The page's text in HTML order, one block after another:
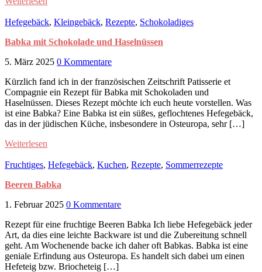
Hefegebäck, Kleingebäck, Rezepte, Schokoladiges
Babka mit Schokolade und Haselnüssen
5. März 2025 0 Kommentare
Kürzlich fand ich in der französischen Zeitschrift Patisserie et
Compagnie ein Rezept für Babka mit Schokoladen und
Haselnüssen. Dieses Rezept möchte ich euch heute vorstellen. Was
ist eine Babka? Eine Babka ist ein süßes, geflochtenes Hefegebäck,
das in der jüdischen Küche, insbesondere in Osteuropa, sehr […]
Weiterlesen
Fruchtiges, Hefegebäck, Kuchen, Rezepte, Sommerrezepte
Beeren Babka
1. Februar 2025 0 Kommentare
Rezept für eine fruchtige Beeren Babka Ich liebe Hefegebäck jeder
Art, da dies eine leichte Backware ist und die Zubereitung schnell
geht. Am Wochenende backe ich daher oft Babkas. Babka ist eine
geniale Erfindung aus Osteuropa. Es handelt sich dabei um einen
Hefeteig bzw. Briocheteig […]